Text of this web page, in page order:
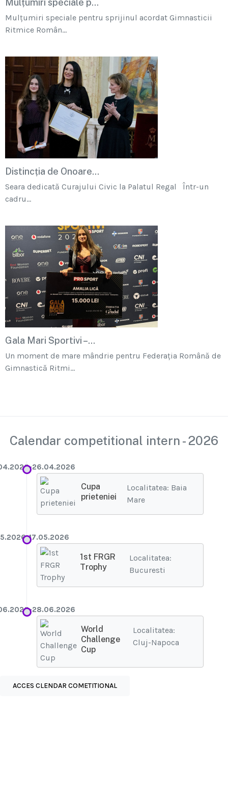
Mulțumiri speciale p...
Mulțumiri speciale pentru sprijinul acordat Gimnasticii
Ritmice Român...
Distincția de Onoare...
Seara dedicată Curajului Civic la Palatul Regal Într-un
cadru...
Gala Mari Sportivi –...
Un moment de mare mândrie pentru Federația Română de
Gimnastică Ritmi...
Calendar competitional intern - 2026
26.04.2026
Cupa
prieteniei
Localitatea: Baia
Mare
17.05.2026
1st FRGR
Trophy
Localitatea:
Bucuresti
28.06.2026
World
Challenge
Cup
Localitatea:
Cluj-Napoca
ACCES CLENDAR COMETITIONAL